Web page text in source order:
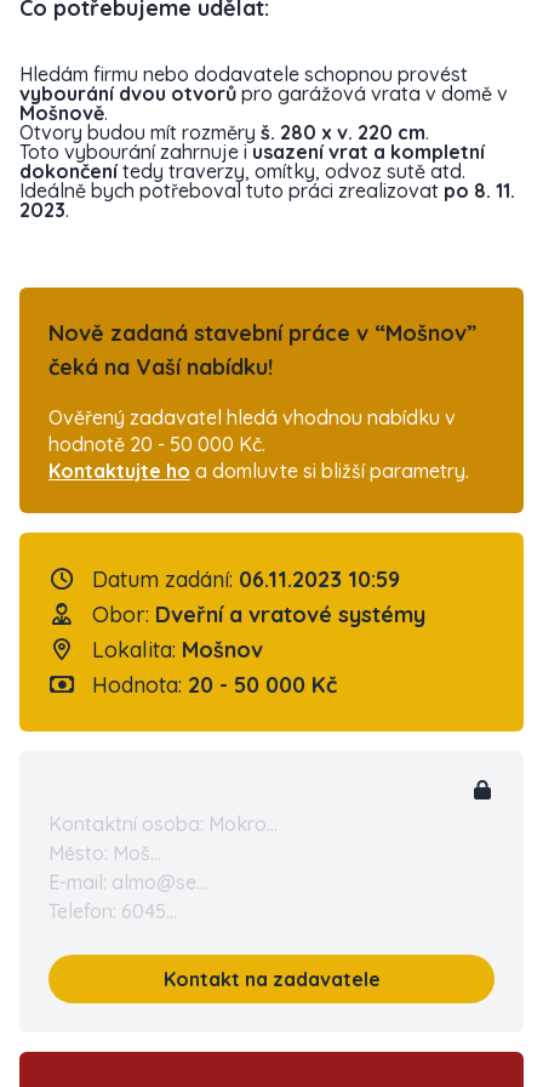
Co potřebujeme udělat:
Hledám firmu nebo dodavatele schopnou provést
vybourání dvou otvorů pro garážová vrata v domě v
Mošnově.
Otvory budou mít rozměry š. 280 x v. 220 cm.
Toto vybourání zahrnuje i usazení vrat a kompletní
dokončenítedy traverzy, omítky, odvoz sutě atd.
Ideálně bych potřeboval tuto práci zrealizovat po 8. 11.
2023.
Nově zadaná stavební práce v “Mošnov”
čeká na Vaší nabídku!
Ověřený zadavatel hledá vhodnou nabídku v
hodnotě 20 - 50 000 Kč.
Kontaktujte ho a domluvte si bližší parametry.
Datum zadání: 06.11.2023 10:59
Obor: Dveřní a vratové systémy
Lokalita: Mošnov
Hodnota: 20 - 50 000 Kč
Kontaktní osoba: Mokro...
Město: Moš...
E-mail: almo@se...
Telefon: 6045...
Kontakt na zadavatele